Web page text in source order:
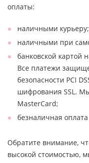
оплаты:
наличными курьеру;
наличными при
банковской картой
Все платежи
безопасности PCI
шифрования SSL.
MasterCard;
безналичная
Обратите внимание,
высокой стоимостью,